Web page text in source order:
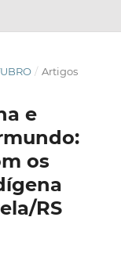
/ Artigos
e
os
RS